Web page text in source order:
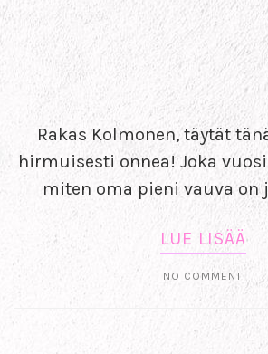
Rakas Kolmonen, täytät
hirmuisesti onnea! Joka
miten oma pieni vauva on
LUE LISÄÄ
NO COMMENT